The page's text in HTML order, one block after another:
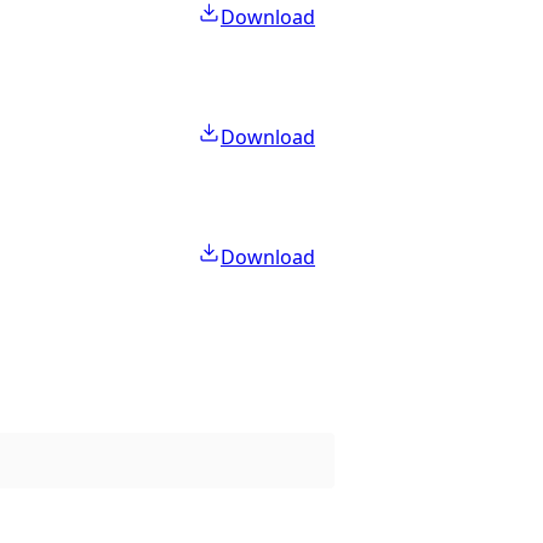
Download
Download
Download